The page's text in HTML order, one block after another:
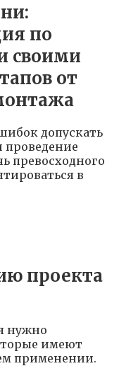
по
своими
от
допускать
проведение
превосходного
в
проекта
нужно
имеют
применении.